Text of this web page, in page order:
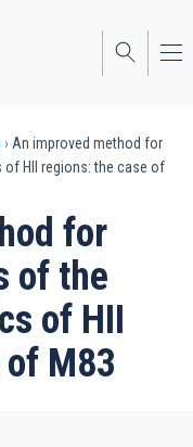
An improved method for
HII regions: the case of
for
of the
of HII
M83